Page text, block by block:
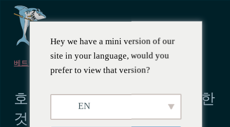
베트남
2025년 1월 7일
호치민시에서 할 수 있는 특이한
것들
Hey we have a mini version of our
site in your language, would you
prefer to view that version?
EN